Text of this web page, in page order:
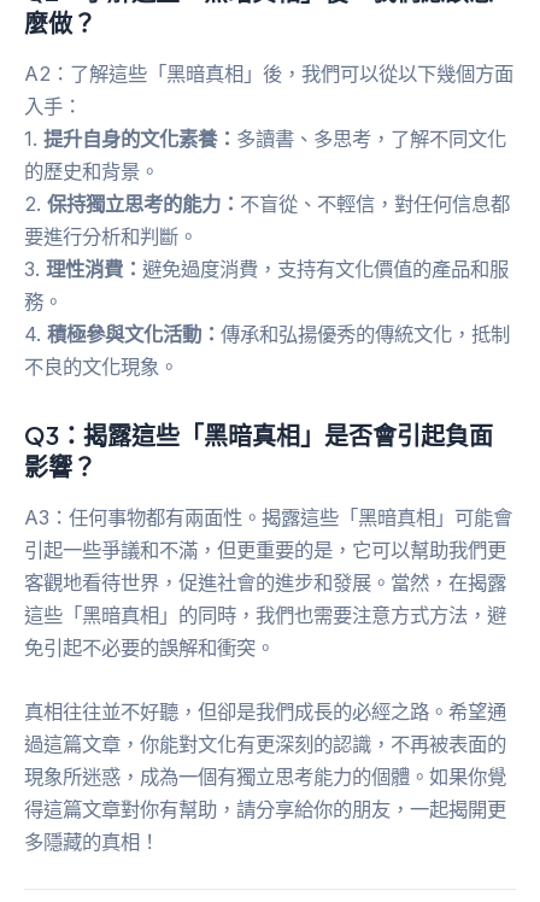
麼做？
A2：了解這些「黑暗真相」後，我們可以從以下幾個方面
入手：
1. 提升自身的文化素養： 多讀書、多思考，了解不同文化
的歷史和背景。
2. 保持獨立思考的能力： 不盲從、不輕信，對任何信息都
要進行分析和判斷。
3. 理性消費： 避免過度消費，支持有文化價值的產品和服
務。
4. 積極參與文化活動： 傳承和弘揚優秀的傳統文化，抵制
不良的文化現象。
Q3：揭露這些「黑暗真相」是否會引起負面
影響？
A3：任何事物都有兩面性。揭露這些「黑暗真相」可能會
引起一些爭議和不滿，但更重要的是，它可以幫助我們更
客觀地看待世界，促進社會的進步和發展。當然，在揭露
這些「黑暗真相」的同時，我們也需要注意方式方法，避
免引起不必要的誤解和衝突。
真相往往並不好聽，但卻是我們成長的必經之路。希望通
過這篇文章，你能對文化有更深刻的認識，不再被表面的
現象所迷惑，成為一個有獨立思考能力的個體。如果你覺
得這篇文章對你有幫助，請分享給你的朋友，一起揭開更
多隱藏的真相！